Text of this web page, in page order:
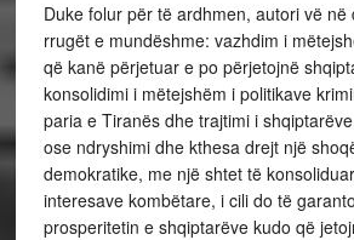
Duke folur për të ardhmen, autori vë në
rrugët e mundëshme: vazhdim i
që kanë përjetuar e po përjetojnë
konsolidimi i mëtejshëm i politikave
paria e Tiranës dhe trajtimi i
ose ndryshimi dhe kthesa drejt një
demokratike, me një shtet të
interesave kombëtare, i cili do të
prosperitetin e shqiptarëve kudo që